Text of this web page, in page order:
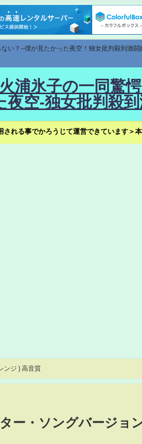
い？--僕が見たかった夜空！独女批判殺到激
浦氷子の一同驚
空-独女批判殺
れる事でかろうじて運営できています＞
ンジ ) 高音質
ー・ソングバージョ